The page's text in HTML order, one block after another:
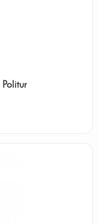
Politur